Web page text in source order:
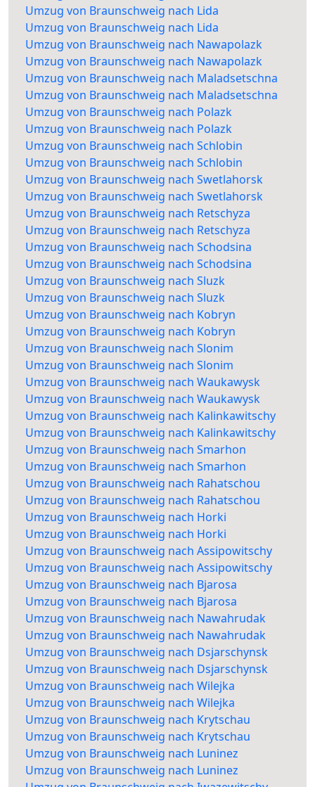
Umzug von Braunschweig nach Lida
Umzug von Braunschweig nach Lida
Umzug von Braunschweig nach Nawapolazk
Umzug von Braunschweig nach Nawapolazk
Umzug von Braunschweig nach Maladsetschna
Umzug von Braunschweig nach Maladsetschna
Umzug von Braunschweig nach Polazk
Umzug von Braunschweig nach Polazk
Umzug von Braunschweig nach Schlobin
Umzug von Braunschweig nach Schlobin
Umzug von Braunschweig nach Swetlahorsk
Umzug von Braunschweig nach Swetlahorsk
Umzug von Braunschweig nach Retschyza
Umzug von Braunschweig nach Retschyza
Umzug von Braunschweig nach Schodsina
Umzug von Braunschweig nach Schodsina
Umzug von Braunschweig nach Sluzk
Umzug von Braunschweig nach Sluzk
Umzug von Braunschweig nach Kobryn
Umzug von Braunschweig nach Kobryn
Umzug von Braunschweig nach Slonim
Umzug von Braunschweig nach Slonim
Umzug von Braunschweig nach Waukawysk
Umzug von Braunschweig nach Waukawysk
Umzug von Braunschweig nach Kalinkawitschy
Umzug von Braunschweig nach Kalinkawitschy
Umzug von Braunschweig nach Smarhon
Umzug von Braunschweig nach Smarhon
Umzug von Braunschweig nach Rahatschou
Umzug von Braunschweig nach Rahatschou
Umzug von Braunschweig nach Horki
Umzug von Braunschweig nach Horki
Umzug von Braunschweig nach Assipowitschy
Umzug von Braunschweig nach Assipowitschy
Umzug von Braunschweig nach Bjarosa
Umzug von Braunschweig nach Bjarosa
Umzug von Braunschweig nach Nawahrudak
Umzug von Braunschweig nach Nawahrudak
Umzug von Braunschweig nach Dsjarschynsk
Umzug von Braunschweig nach Dsjarschynsk
Umzug von Braunschweig nach Wilejka
Umzug von Braunschweig nach Wilejka
Umzug von Braunschweig nach Krytschau
Umzug von Braunschweig nach Krytschau
Umzug von Braunschweig nach Luninez
Umzug von Braunschweig nach Luninez